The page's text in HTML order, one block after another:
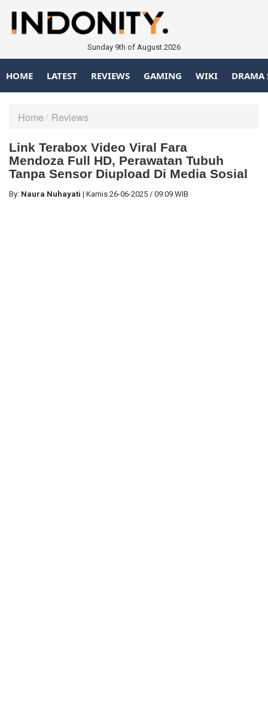
Sunday 9th of August 2026
HOME LATEST REVIEWS GAMING WIKI DRAMA
Home Reviews
Link Terabox Video Viral Fara
Mendoza Full HD, Perawatan Tubuh
Tanpa Sensor Diupload Di Media Sosial
By: Naura Nuhayati | Kamis 26-06-2025 / 09:09 WIB